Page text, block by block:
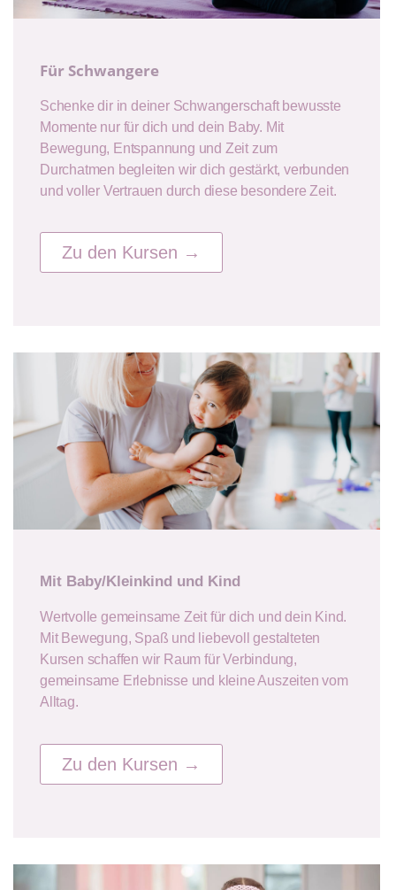
Für Schwangere
Schenke dir in deiner Schwangerschaft bewusste
Momente nur für dich und dein Baby. Mit
Bewegung, Entspannung und Zeit zum
Durchatmen begleiten wir dich gestärkt, verbunden
und voller Vertrauen durch diese besondere Zeit.
Zu den Kursen →
Mit Baby/Kleinkind und Kind
Wertvolle gemeinsame Zeit für dich und dein Kind.
Mit Bewegung, Spaß und liebevoll gestalteten
Kursen schaffen wir Raum für Verbindung,
gemeinsame Erlebnisse und kleine Auszeiten vom
Alltag.
Zu den Kursen →